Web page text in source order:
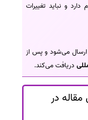
دارد و نباید تغییرات
ارسال می‌شود و پس از
دریافت می‌کند.
در